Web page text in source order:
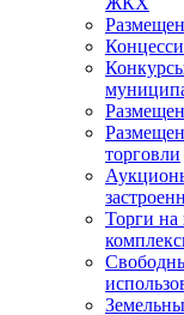
торговли
Торги на